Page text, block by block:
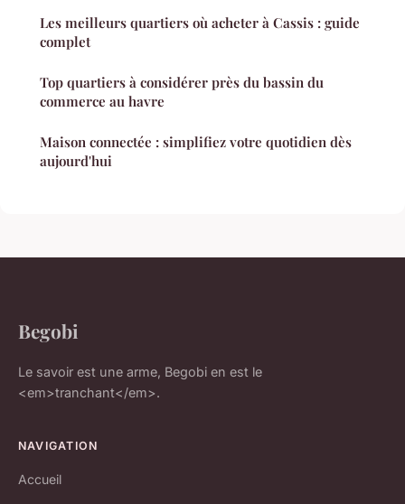
Les meilleurs quartiers où acheter à Cassis : guide
complet
Top quartiers à considérer près du bassin du
commerce au havre
Maison connectée : simplifiez votre quotidien dès
aujourd'hui
Begobi
Le savoir est une arme, Begobi en est le
<em>tranchant</em>.
NAVIGATION
Accueil